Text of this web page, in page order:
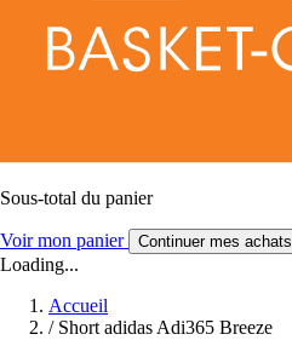
Sous-total du panier
Voir mon panier Continuer mes achats
Loading...
Accueil
/ Short adidas Adi365 Breeze